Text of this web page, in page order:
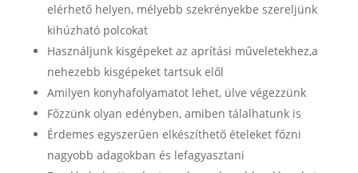
elérhető helyen, mélyebb szekrényekbe szereljünk
kihúzható polcokat
Használjunk kisgépeket az aprítási műveletekhez,a
nehezebb kisgépeket tartsuk elől
Amilyen konyhafolyamatot lehet, ülve végezzünk
Főzzünk olyan edényben, amiben tálalhatunk is
Érdemes egyszerűen elkészíthető ételeket főzni
nagyobb adagokban és lefagyasztani